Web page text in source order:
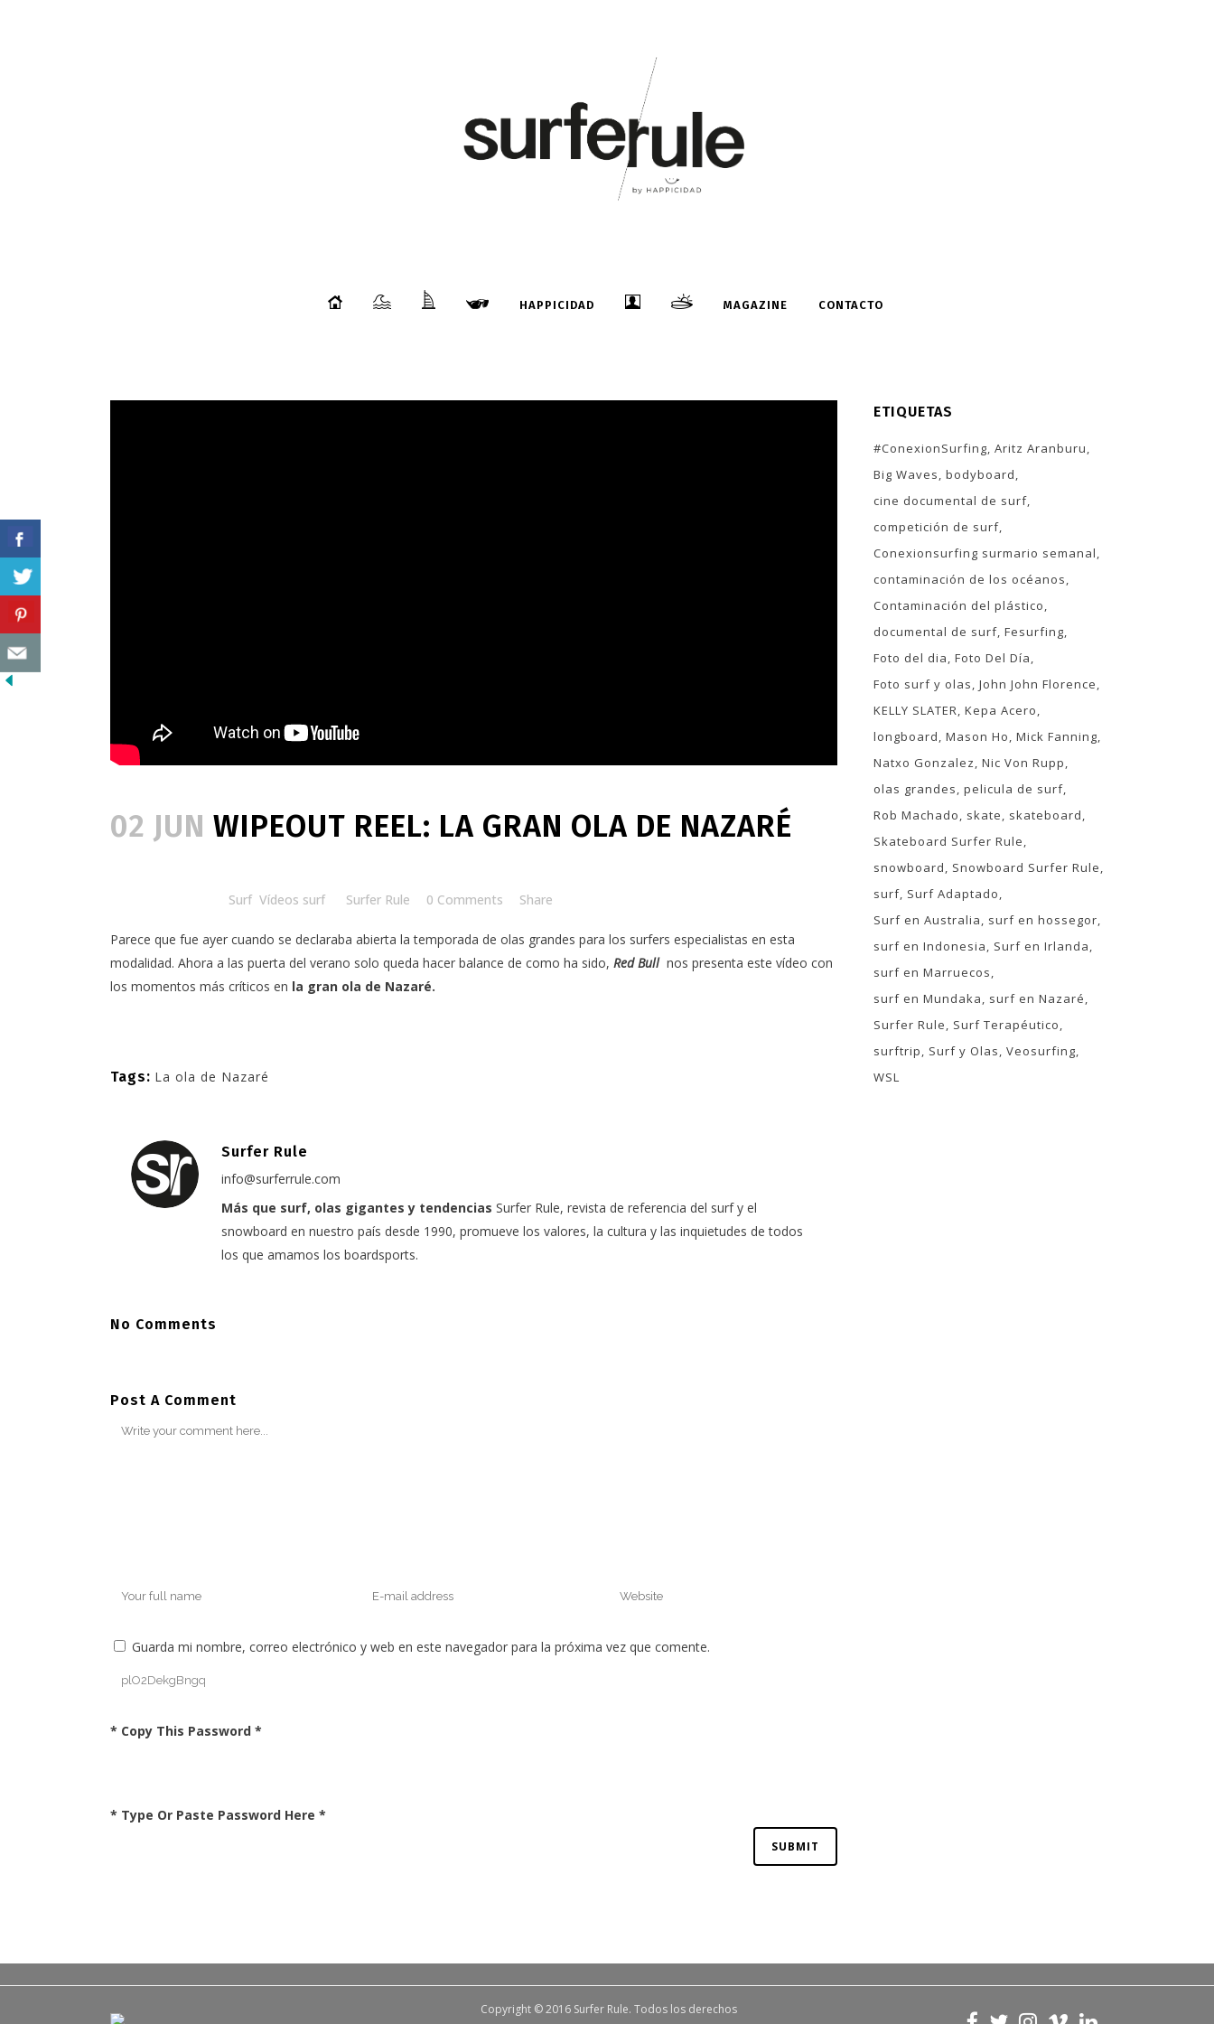
HAPPICIDAD MAGAZINE CONTACTO
02 JUN WIPEOUT REEL: LA GRAN OLA DE NAZARÉ
Surf Vídeos surf Surfer Rule 0 Comments Share
Parece que fue ayer cuando se declaraba abierta la temporada de olas grandes para los surfers especialistas en esta
modalidad. Ahora a las puerta del verano solo queda hacer balance de como ha sido, Red Bullnos presenta este vídeo con
los momentos más críticos en la gran ola de Nazaré.
Tags: La ola de Nazaré
Surfer Rule
info@surferrule.com
Más que surf, olas gigantes y tendencias Surfer Rule, revista de referencia del surf y el
snowboard en nuestro país desde 1990, promueve los valores, la cultura y las inquietudes de todos
los que amamos los boardsports.
No Comments
Post A Comment
Guarda mi nombre, correo electrónico y web en este navegador para la próxima vez que comente.
* Copy This Password *
* Type Or Paste Password Here *
ETIQUETAS
#ConexionSurfing Aritz Aranburu
Big Waves bodyboard
cine documental de surf
competición de surf
Conexionsurfing surmario semanal
contaminación de los océanos
Contaminación del plástico
documental de surf Fesurfing
Foto del dia Foto Del Día
Foto surf y olas John John Florence
KELLY SLATER Kepa Acero
longboard Mason Ho Mick Fanning
Natxo Gonzalez Nic Von Rupp
olas grandes pelicula de surf
Rob Machado
skate
skateboard
Skateboard Surfer Rule
snowboard
Snowboard Surfer Rule
surf Surf Adaptado
Surf en Australia
surf en hossegor
surf en Indonesia
Surf en Irlanda
surf en Marruecos
surf en Mundaka
surf en Nazaré
Surfer Rule
Surf Terapéutico
surftrip
Surf y Olas Veosurfing
WSL
Copyright © 2016 Surfer Rule. Todos los derechos